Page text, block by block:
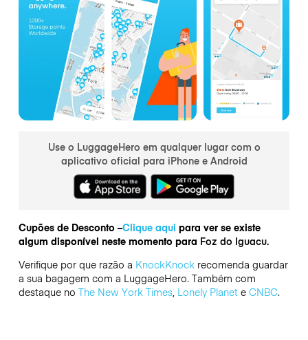
Use o LuggageHero em qualquer lugar com o
aplicativo oficial para iPhone e Android
Cupões de Desconto –Clique aqui para ver se existe
algum disponível neste momento para Foz do Iguacu.
Verifique por que razão a KnockKnockrecomenda guardar
a sua bagagem com a LuggageHero. Também com
destaque no The New York Times, Lonely Planete CNBC.